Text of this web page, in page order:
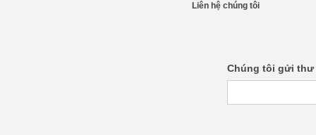
Liên hệ chúng tôi
Chúng tôi gửi